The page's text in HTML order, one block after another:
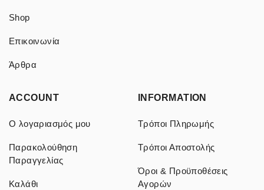
Shop
Επικοινωνία
Άρθρα
ACCOUNT
Ο λογαριασμός μου
Παρακολούθηση
Παραγγελίας
Καλάθι
INFORMATION
Τρόποι Πληρωμής
Τρόποι Αποστολής
Όροι & Προϋποθέσεις
Αγορών